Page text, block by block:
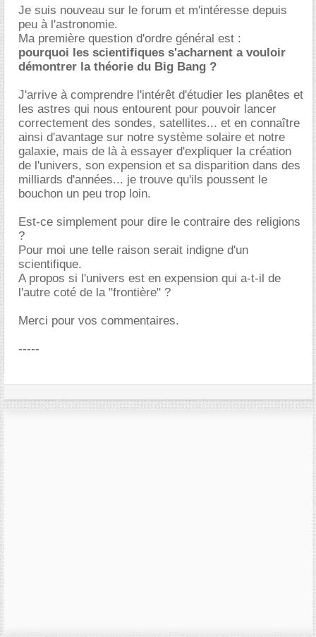
Je suis nouveau sur le forum et m'intéresse depuis
peu à l'astronomie.
Ma première question d'ordre général est :
pourquoi les scientifiques s'acharnent a vouloir
démontrer la théorie du Big Bang ?
J'arrive à comprendre l'intérêt d'étudier les planêtes et
les astres qui nous entourent pour pouvoir lancer
correctement des sondes, satellites... et en connaître
ainsi d'avantage sur notre système solaire et notre
galaxie, mais de là à essayer d'expliquer la création
de l'univers, son expension et sa disparition dans des
milliards d'années... je trouve qu'ils poussent le
bouchon un peu trop loin.
Est-ce simplement pour dire le contraire des religions
?
Pour moi une telle raison serait indigne d'un
scientifique.
A propos si l'univers est en expension qui a-t-il de
l'autre coté de la "frontière" ?
Merci pour vos commentaires.
-----